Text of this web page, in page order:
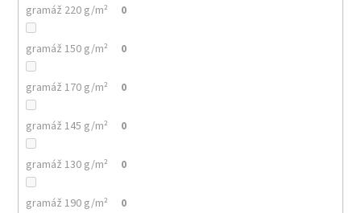
gramáž 220 g/m² 0
gramáž 150 g/m² 0
gramáž 170 g/m² 0
gramáž 145 g/m² 0
gramáž 130 g/m² 0
gramáž 190 g/m² 0
140
Kč